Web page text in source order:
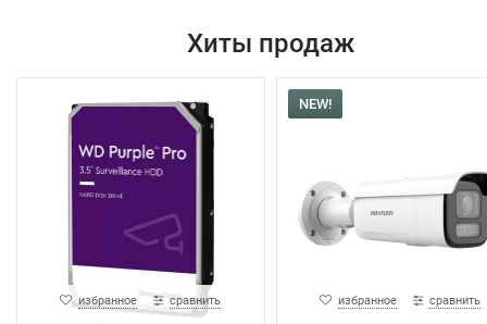
Хиты продаж
избранное сравнить
NEW!
избранное сравнить